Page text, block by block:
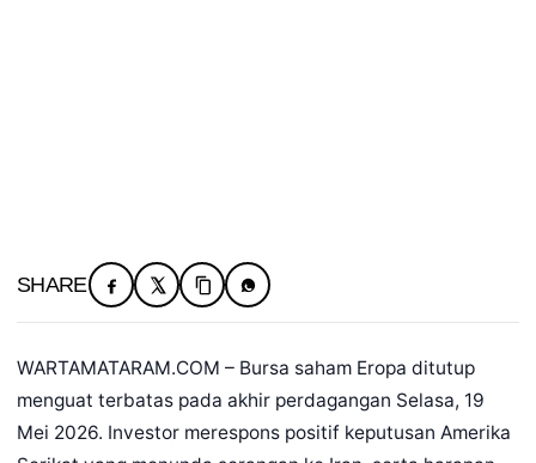
SHARE
WARTAMATARAM.COM – Bursa saham Eropa ditutup
menguat terbatas pada akhir perdagangan Selasa, 19
Mei 2026. Investor merespons positif keputusan Amerika